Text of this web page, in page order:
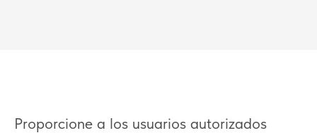
Proporcione a los usuarios autorizados